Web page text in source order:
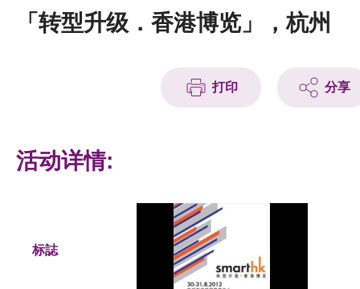
科技分享
「转型升级．香港博览」，杭州
打印 分享
活动详情:
标誌